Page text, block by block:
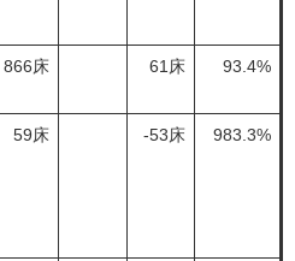
866床 61床 93.4%
59床 -53床 983.3%